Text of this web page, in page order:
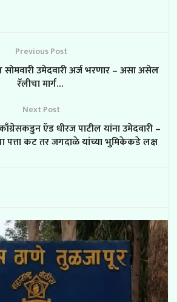
Previous Post
उमेदवारी अर्ज भरणार – असा असेल
रॅलीचा मार्ग…
Next Post
ऍड धीरज पाटील यांना उमेदवारी –
पत्ता कट तर जगदाळे यांच्या भुमिकेकडे लक्ष